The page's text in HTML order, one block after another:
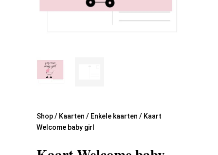
Shop/ Kaarten / Enkele kaarten / Kaart
Welcome baby girl